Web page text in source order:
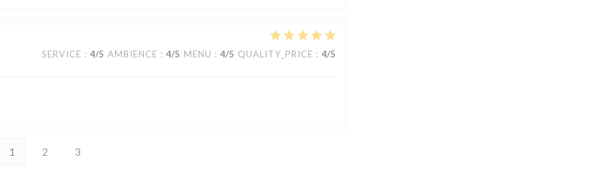
SERVICE : 4/5 AMBIENCE : 4/5 MENU : 4/5 QUALITY_PRICE : 4/5
1 2 3